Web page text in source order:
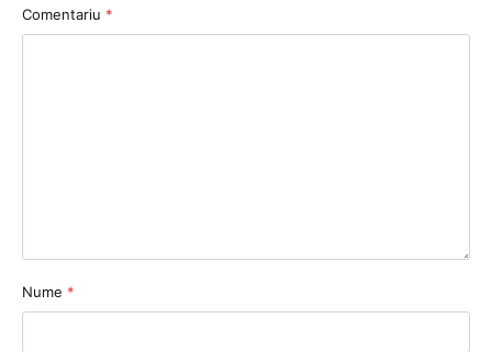
Comentariu *
Nume *